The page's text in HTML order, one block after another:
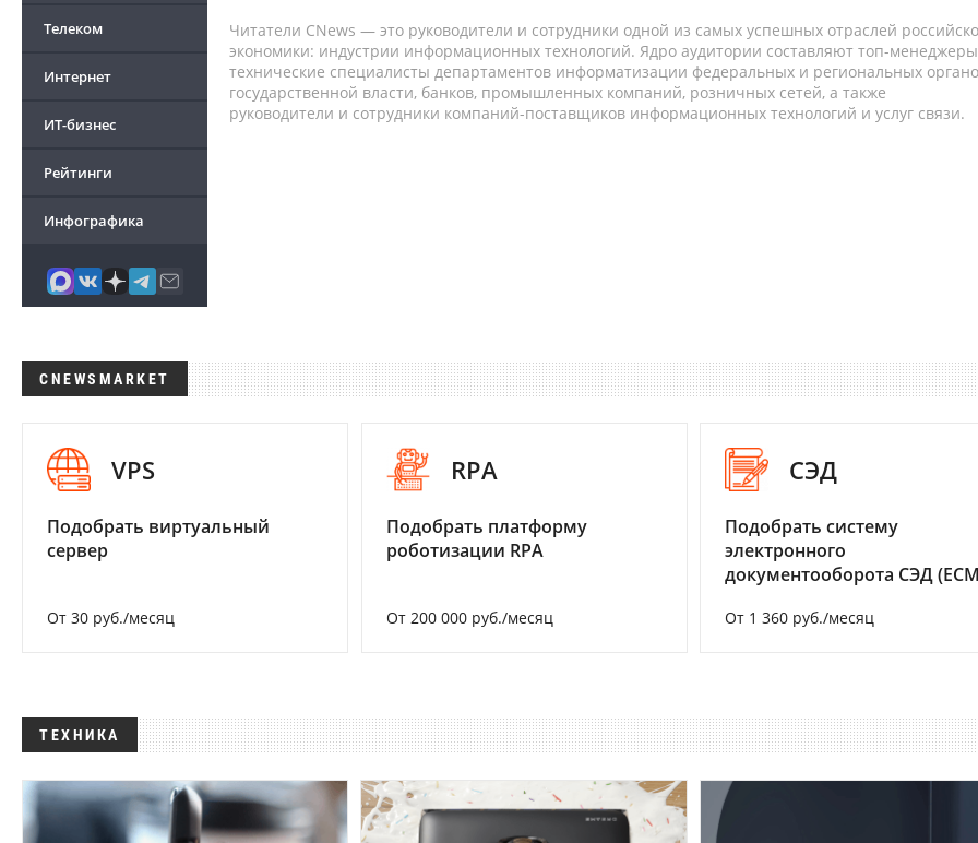
Телеком
Интернет
ИТ-бизнес
Рейтинги
Инфографика
Читатели CNews — это руководители и сотрудники одной из самых успешных отраслей
экономики: индустрии информационных технологий. Ядро аудитории составляют топ-
технические специалисты департаментов информатизации федеральных и региональных
государственной власти, банков, промышленных компаний, розничных сетей, а также
руководители и сотрудники компаний-поставщиков информационных технологий и услуг связи.
CNEWSMARKET
VPS
Подобрать виртуальный
сервер
От 30 руб./месяц
RPA
Подобрать платформу
роботизации RPA
От 200 000 руб./месяц
СЭД
Подобрать систему
электронного
документооборота СЭД
От 1 360 руб./месяц
ТЕХНИКА